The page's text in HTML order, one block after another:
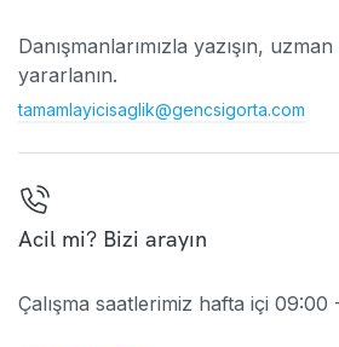
Danışmanlarımızla yazışın,
yararlanın.
tamamlayicisaglik@gencsigorta.com
Acil mi? Bizi arayın
Çalışma saatlerimiz hafta içi 09:00